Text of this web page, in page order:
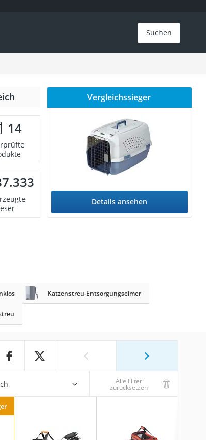
Suchen
14
Vergleichssieger
Details ansehen
Katzenstreu-Entsorgungseimer
Alle Filter
zurücksetzen